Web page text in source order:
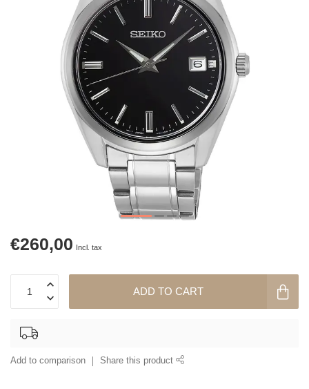
€260,00 Incl. tax
ADD TO CART
Add to comparison Share this product